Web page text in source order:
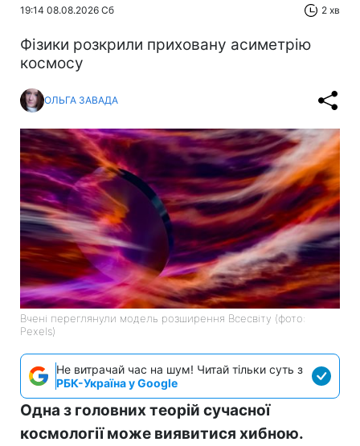
19:14 08.08.2026 Сб 2 хв
Фізики розкрили приховану асиметрію
космосу
ОЛЬГА ЗАВАДА
Вчені переглянули модель розширення Всесвіту (фото:
Pexels)
Не витрачай час на шум! Читай тільки суть з
РБК-Україна у Google
Одна з головних теорій сучасної
космології може виявитися хибною.